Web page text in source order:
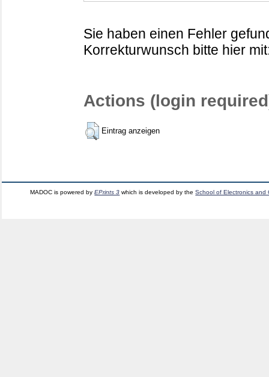
Sie haben einen Fehler
Korrekturwunsch bitte hier
Actions (login
Eintrag anzeigen
MADOC is powered byEPrints 3 which is developed by theSchool of Electronics and